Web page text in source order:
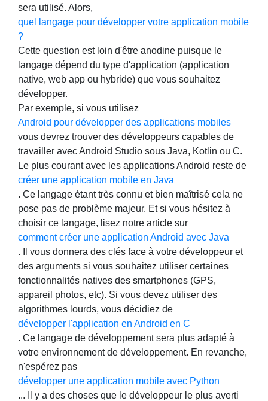
sera utilisé. Alors,
quel langage pour développer votre application mobile
?
Cette question est loin d'être anodine puisque le
langage dépend du type d'application (application
native, web app ou hybride) que vous souhaitez
développer.
Par exemple, si vous utilisez
Android pour développer des applications mobiles
vous devrez trouver des développeurs capables de
travailler avec Android Studio sous Java, Kotlin ou C.
Le plus courant avec les applications Android reste de
créer une application mobile en Java
. Ce langage étant très connu et bien maîtrisé cela ne
pose pas de problème majeur. Et si vous hésitez à
choisir ce langage, lisez notre article sur
comment créer une application Android avec Java
. Il vous donnera des clés face à votre développeur et
des arguments si vous souhaitez utiliser certaines
fonctionnalités natives des smartphones (GPS,
appareil photos, etc). Si vous devez utiliser des
algorithmes lourds, vous décidiez de
développer l'application en Android en C
. Ce langage de développement sera plus adapté à
votre environnement de développement. En revanche,
n'espérez pas
développer une application mobile avec Python
... Il y a des choses que le développeur le plus averti